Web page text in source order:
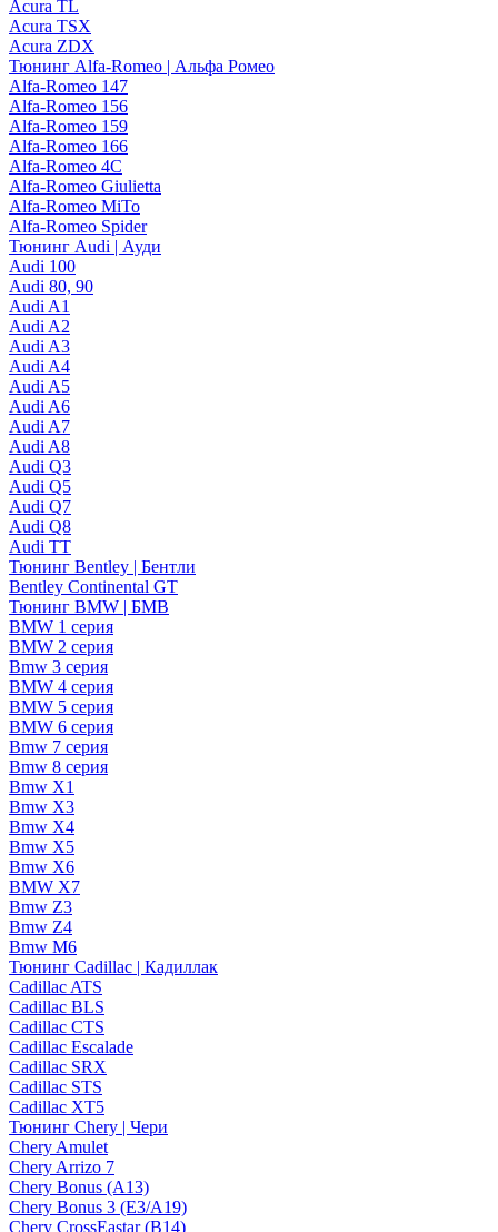
Acura TL
Acura TSX
Acura ZDX
Тюнинг Alfa-Romeo | Альфа Ромео
Alfa-Romeo 147
Alfa-Romeo 156
Alfa-Romeo 159
Alfa-Romeo 166
Alfa-Romeo 4C
Alfa-Romeo Giulietta
Alfa-Romeo MiTo
Alfa-Romeo Spider
Тюнинг Audi | Ауди
Audi 100
Audi 80, 90
Audi A1
Audi A2
Audi A3
Audi A4
Audi A5
Audi A6
Audi A7
Audi A8
Audi Q3
Audi Q5
Audi Q7
Audi Q8
Audi TT
Тюнинг Bentley | Бентли
Bentley Continental GT
Тюнинг BMW | БМВ
BMW 1 серия
BMW 2 серия
Bmw 3 серия
BMW 4 серия
BMW 5 серия
BMW 6 серия
Bmw 7 серия
Bmw 8 серия
Bmw X1
Bmw X3
Bmw X4
Bmw X5
Bmw X6
BMW X7
Bmw Z3
Bmw Z4
Bmw М6
Тюнинг Cadillac | Кадиллак
Cadillac ATS
Cadillac BLS
Cadillac CTS
Cadillac Escalade
Cadillac SRX
Cadillac STS
Cadillac XT5
Тюнинг Chery | Чери
Chery Amulet
Chery Arrizo 7
Chery Bonus (A13)
Chery Bonus 3 (E3/A19)
Chery CrossEastar (B14)